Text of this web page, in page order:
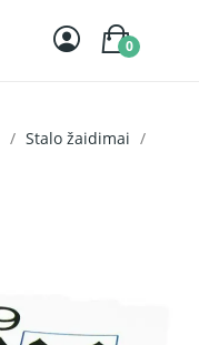
0
Stalo žaidimai